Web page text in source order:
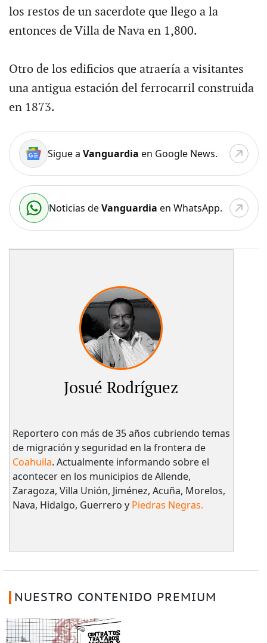
los restos de un sacerdote que llego a la
entonces de Villa de Nava en 1,800.
Otro de los edificios que atraería a visitantes
una antigua estación del ferrocarril construida
en 1873.
Sigue a Vanguardia en Google News.
Noticias deVanguardia en WhatsApp.
Josué Rodríguez
Reportero con más de 35 años cubriendo temas
de migración y seguridad en la frontera de
Coahuila. Actualmente informando sobre el
acontecer en los municipios de Allende,
Zaragoza, Villa Unión, Jiménez, Acuña, Morelos,
Nava, Hidalgo, Guerrero y Piedras Negras.
NUESTRO CONTENIDO PREMIUM